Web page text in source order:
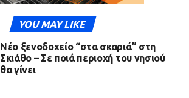
YOU MAY LIKE
Νέο ξενοδοχείο “στα σκαριά” στη
Σκιάθο – Σε ποιά περιοχή του νησιού
θα γίνει